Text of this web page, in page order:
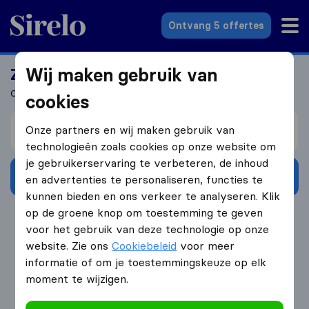
Sirelo.nl
Ontvang 5 offertes
Zoek jij een verhuizer?
Ontvang 5 gratis offertes in 3 stappen
Verhuizen van
Ontvang gratis offertes
4.3 793 Google reviews
Wij maken gebruik van
cookies
Onze partners en wij maken gebruik van
technologieën zoals cookies op onze website om
je gebruikerservaring te verbeteren, de inhoud
en advertenties te personaliseren, functies te
kunnen bieden en ons verkeer te analyseren. Klik
op de groene knop om toestemming te geven
voor het gebruik van deze technologie op onze
website. Zie onsCookiebeleid voor meer
informatie of om je toestemmingskeuze op elk
moment te wijzigen.